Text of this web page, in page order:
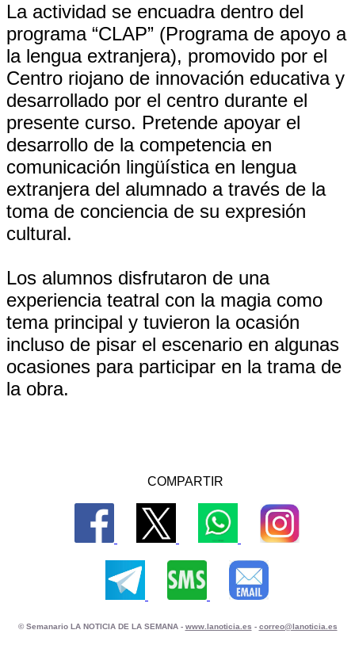
La actividad se encuadra dentro del
programa “CLAP” (Programa de apoyo a
la lengua extranjera), promovido por el
Centro riojano de innovación educativa y
desarrollado por el centro durante el
presente curso. Pretende apoyar el
desarrollo de la competencia en
comunicación lingüística en lengua
extranjera del alumnado a través de la
toma de conciencia de su expresión
cultural.
Los alumnos disfrutaron de una
experiencia teatral con la magia como
tema principal y tuvieron la ocasión
incluso de pisar el escenario en algunas
ocasiones para participar en la trama de
la obra.
COMPARTIR
© Semanario LA NOTICIA DE LA SEMANA - www.lanoticia.es - correo@lanoticia.es